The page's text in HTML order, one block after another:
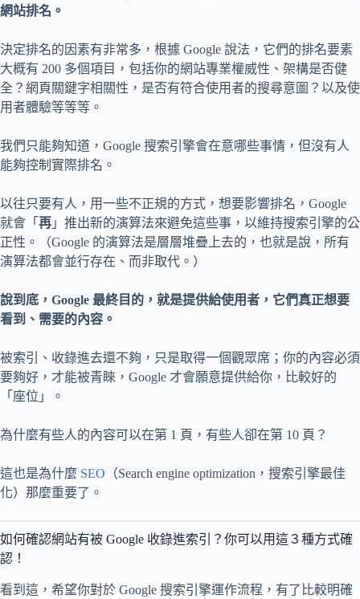
網站排名。
決定排名的因素有非常多，根據 Google 說法，它們的排名要素
大概有 200 多個項目，包括你的網站專業權威性、架構是否健
全？網頁關鍵字相關性，是否有符合使用者的搜尋意圖？以及使
用者體驗等等等。
我們只能夠知道，Google 搜索引擎會在意哪些事情，但沒有人
能夠控制實際排名。
以往只要有人，用一些不正規的方式，想要影響排名，Google
就會「 再 」推出新的演算法來避免這些事，以維持搜索引擎的公
正性。（Google 的演算法是層層堆疊上去的，也就是說，所有
演算法都會並行存在、而非取代。）
說到底，Google 最終目的，就是提供給使用者，它們真正想要
看到、需要的內容。
被索引、收錄進去還不夠，只是取得一個觀眾席；你的內容必須
要夠好，才能被青睞，Google 才會願意提供給你，比較好的
「座位」。
為什麼有些人的內容可以在第 1 頁，有些人卻在第 10 頁？
這也是為什麼 SEO （Search engine optimization，搜索引擎最佳
化）那麼重要了。
如何確認網站有被 Google 收錄進索引？你可以用這３種方式確
認！
看到這，希望你對於 Google 搜索引擎運作流程，有了比較明確